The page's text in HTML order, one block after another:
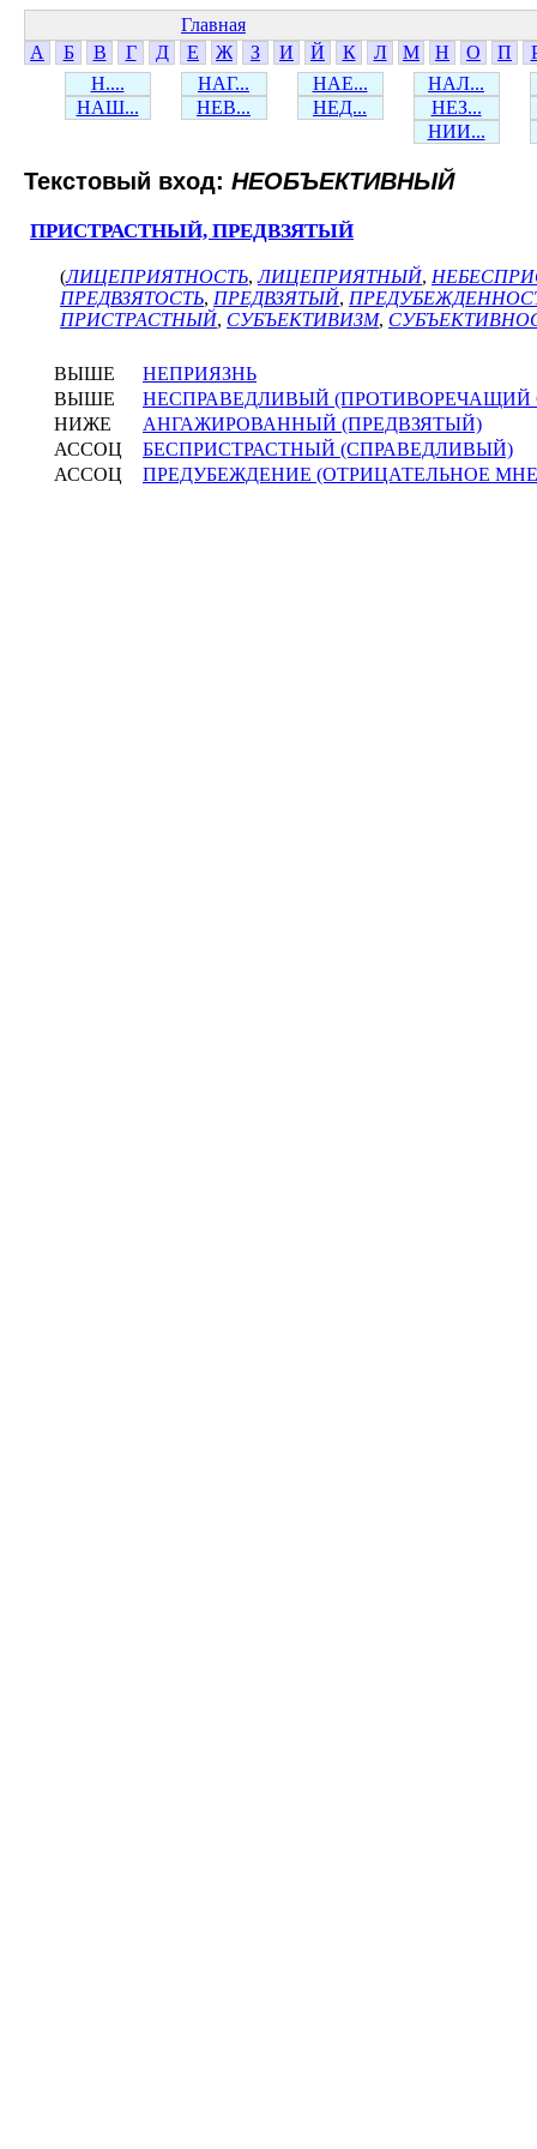
Главная
А
Б В Г Д Е Ж З И Й К Л М Н О П
Н....
НАГ... НАЕ...
НАЛ...
НАШ...
НЕВ... НЕД...
НЕЗ...
НИИ...
Текстовый вход: НЕОБЪЕКТИВНЫЙ
ПРИСТРАСТНЫЙ, ПРЕДВЗЯТЫЙ
(ЛИЦЕПРИЯТНОСТЬ,ЛИЦЕПРИЯТНЫЙ,
ПРЕДВЗЯТОСТЬ, ПРЕДВЗЯТЫЙ,
ПРИСТРАСТНЫЙ, СУБЪЕКТИВИЗМ,
ВЫШЕ
НЕПРИЯЗНЬ
ВЫШЕ
НЕСПРАВЕДЛИВЫЙ (ПРОТИВОРЕЧАЩИЙ
НИЖЕ
АНГАЖИРОВАННЫЙ (ПРЕДВЗЯТЫЙ)
АССОЦ
БЕСПРИСТРАСТНЫЙ (СПРАВЕДЛИВЫЙ)
АССОЦ
ПРЕДУБЕЖДЕНИЕ (ОТРИЦАТЕЛЬНОЕ